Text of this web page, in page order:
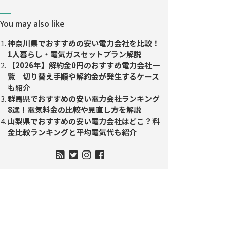
You may also like
神奈川県でおすすめの安い電力会社を比較！
1人暮らし・電気ガスセットプラン解説
【2026年】解約金0円のおすすめ電力会社一
覧｜切り替え手順や解約金が発生するケース
も紹介
群馬県でおすすめの安い電力会社ランキング
8選！電気料金の比較や見直し方を解説
山梨県でおすすめの安い電力会社はどこ？料
金比較ランキングと平均電気代も紹介